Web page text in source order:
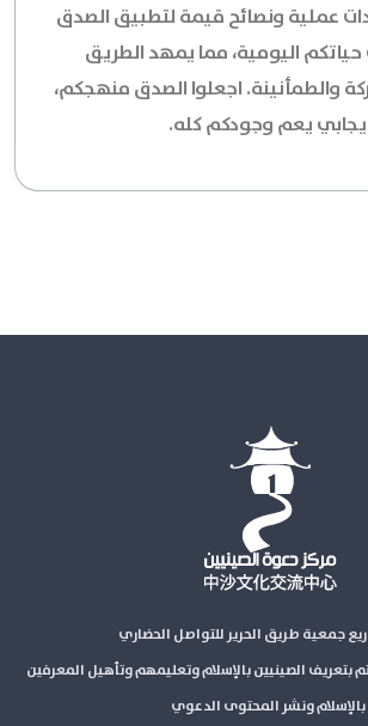
عملية ونصائح قيمة لتطبيق الصدق
اليومية، مما يمهد الطريق
والطمأنينة. اجعلوا الصدق منهجكم،
يعم وجودكم كله.
جمعية طريق الحرير للتواصل الحضاري
بتعريف الصينيين بالإسلام وتعليمهم وتأهيل المعرفين
بالإسلام ونشر المحتوى الدعوي